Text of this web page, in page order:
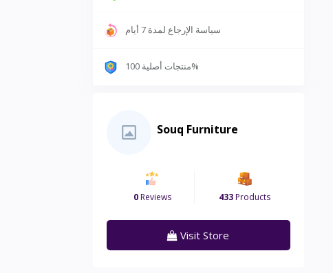
سياسة الإرجاع لمدة 7 أيام
منتجات أصلية 100%
Souq Furniture
0Reviews 433Products
Visit Store